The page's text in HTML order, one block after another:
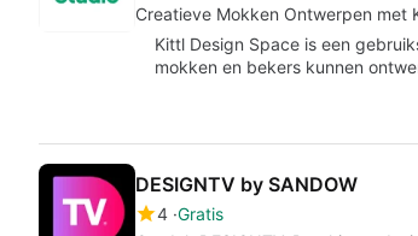
Creatieve Mokken Ontwerpen met
Kittl Design Space is een
mokken en bekers kunnen
DESIGNTV by SANDOW
4 Gratis